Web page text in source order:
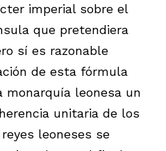
imperial sobre el
que pretendiera
sí es razonable
de esta fórmula
monarquía leonesa un
unitaria de los
leoneses se